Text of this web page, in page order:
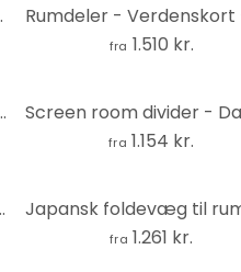
3-delt
fra 1.510 kr.
3-delt
fra 1.154 kr.
, 5-delt - 225x172 cm
fra 1.261 kr.